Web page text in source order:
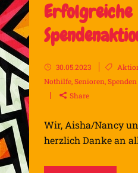
Erfolgreiche
30.05.2023
Nothilfe,Senioren,Spenden
Share
Wir, Aisha/Nancy
herzlich Danke an